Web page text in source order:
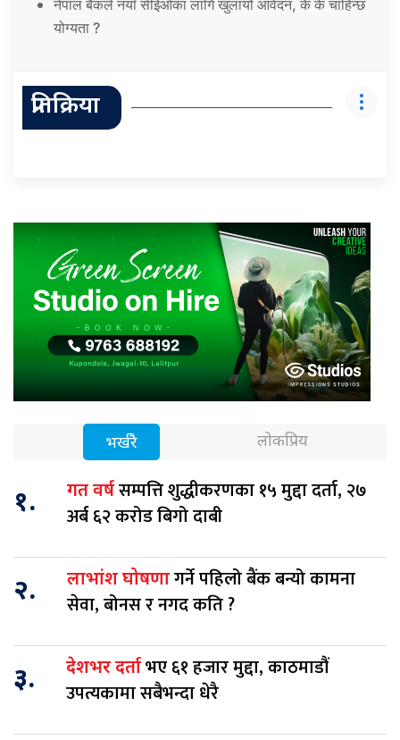
नेपाल बैंकले नयाँ सीईओका लागि खुलायो आवेदन, के के चाहिन्छ
योग्यता ?
प्रतिक्रिया
भर्खरै लोकप्रिय
१. गत वर्षसम्पत्ति शुद्धीकरणका १५ मुद्दा दर्ता, २७
अर्ब ६२ करोड बिगो दाबी
२. लाभांश घोषणागर्ने पहिलो बैंक बन्यो कामना
सेवा, बोनस र नगद कति ?
३. देशभर दर्ताभए ६१ हजार मुद्दा, काठमाडौं
उपत्यकामा सबैभन्दा धेरै